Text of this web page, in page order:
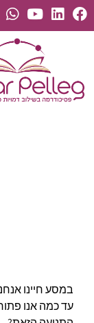
במסע חיינו
עד כמה אנו